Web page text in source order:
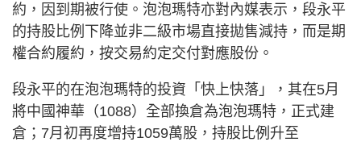
約，因到期被行使。泡泡瑪特亦對內媒表示，段永平
的持股比例下降並非二級市場直接拋售減持，而是期
權合約履約，按交易約定交付對應股份。
段永平的在泡泡瑪特的投資「快上快落」，其在5月
將中國神華（1088）全部換倉為泡泡瑪特，正式建
倉；7月初再度增持1059萬股，持股比例升至